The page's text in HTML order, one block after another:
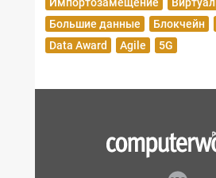
Большие данные
Блокчейн
Data Award
Agile 5G